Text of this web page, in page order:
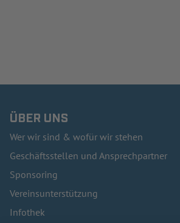
ÜBER UNS
Wer wir sind & wofür wir stehen
Geschäftsstellen und Ansprechpartner
Sponsoring
Vereinsunterstützung
Infothek